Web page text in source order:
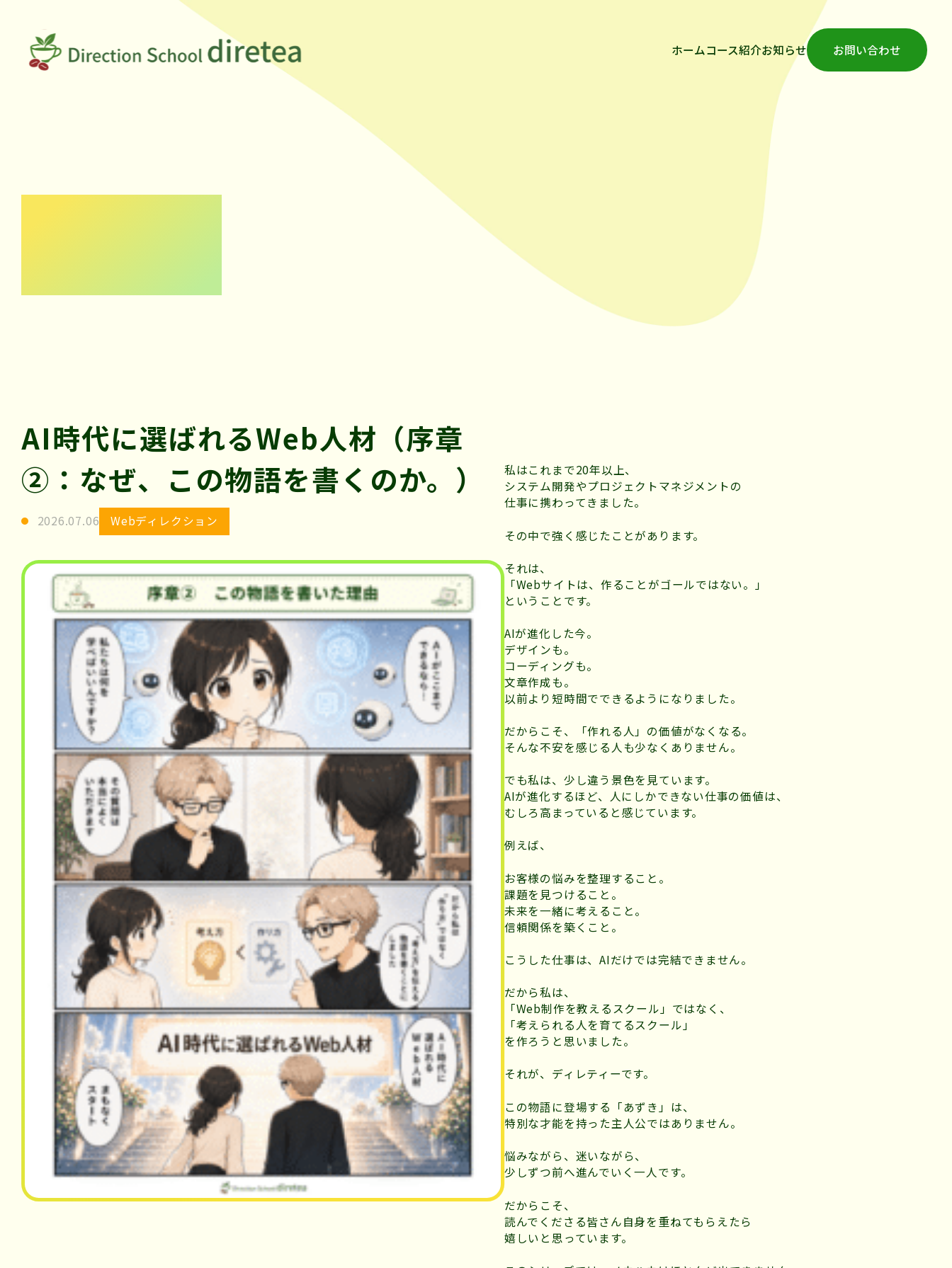
仲
ホームコース紹介お知らせ お問い合わせ
AI時代に選ばれるWeb人材（序章
②：なぜ、この物語を書くのか。）
2026.07.06 Webディレクション
私はこれまで20年以上、
システム開発やプロジェクトマネジメントの
仕事に携わってきました。
その中で強く感じたことがあります。
それは、
「Webサイトは、作ることがゴールではない。」
ということです。
AIが進化した今。
デザインも。
コーディングも。
文章作成も。
以前より短時間でできるようになりました。
だからこそ、「作れる人」の価値がなくなる。
そんな不安を感じる人も少なくありません。
でも私は、少し違う景色を見ています。
AIが進化するほど、人にしかできない仕事の価値は、
むしろ高まっていると感じています。
例えば、
お客様の悩みを整理すること。
課題を見つけること。
未来を一緒に考えること。
信頼関係を築くこと。
こうした仕事は、AIだけでは完結できません。
だから私は、
「Web制作を教えるスクール」ではなく、
「考えられる人を育てるスクール」
を作ろうと思いました。
それが、ディレティーです。
この物語に登場する「あずき」は、
特別な才能を持った主人公ではありません。
悩みながら、迷いながら、
少しずつ前へ進んでいく一人です。
だからこそ、
読んでくださる皆さん自身を重ねてもらえたら
嬉しいと思っています。